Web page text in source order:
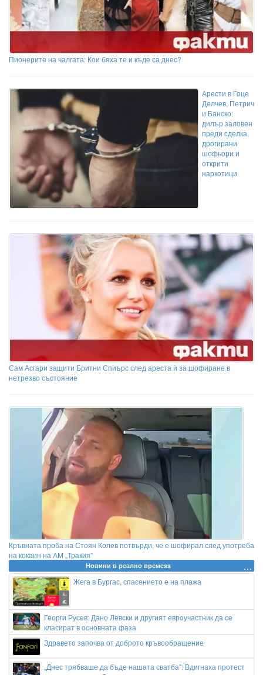
Пионерите на чалгата: Кои бяха те и къде са днес?
Арести в Гоце
Делчев, Петрич
и Банско:
дилър заловен
преди сделка,
дрогирани
шофьори и
открити
наркотици
Сам Асгари защити Бритни Спиърс след ареста ѝ за шофиране в
нетрезво състояние
Кръвната проба на Стоян Колев потвърди, че е шофирал след употреба
на кокаин на АМ „Тракия”
Новини в реално времеss
Жега в Бургас, спасението е на плажа
Георги Русев: Дано Левски и другият евроучастник да се
класират в основната фаза
Здравето започва от доброто кръвообращение
„Днес трябваше да бъде нашата сватба": Вдигнаха протест